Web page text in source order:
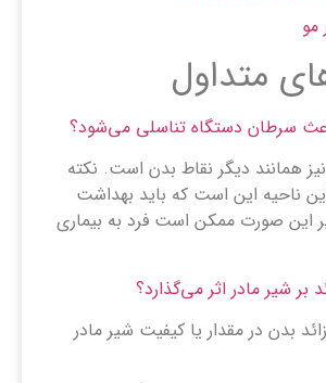
مو
متداول
سرطان دستگاه تناسلی می‌شود؟
همانند دیگر نقاط بدن است. نکته
ناحیه این است که باید بهداشت
این صورت ممکن است فرد به بیماری
بر شیر مادر اثر می‌گذارد؟
بدن در مقدار یا کیفیت شیر مادر